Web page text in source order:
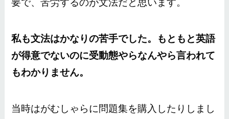
要で、苦労するのが文法だと思います。
私も文法はかなりの苦手でした。もともと英語
が得意でないのに受動態やらなんやら言われて
もわかりません。
当時はがむしゃらに問題集を購入したりしまし